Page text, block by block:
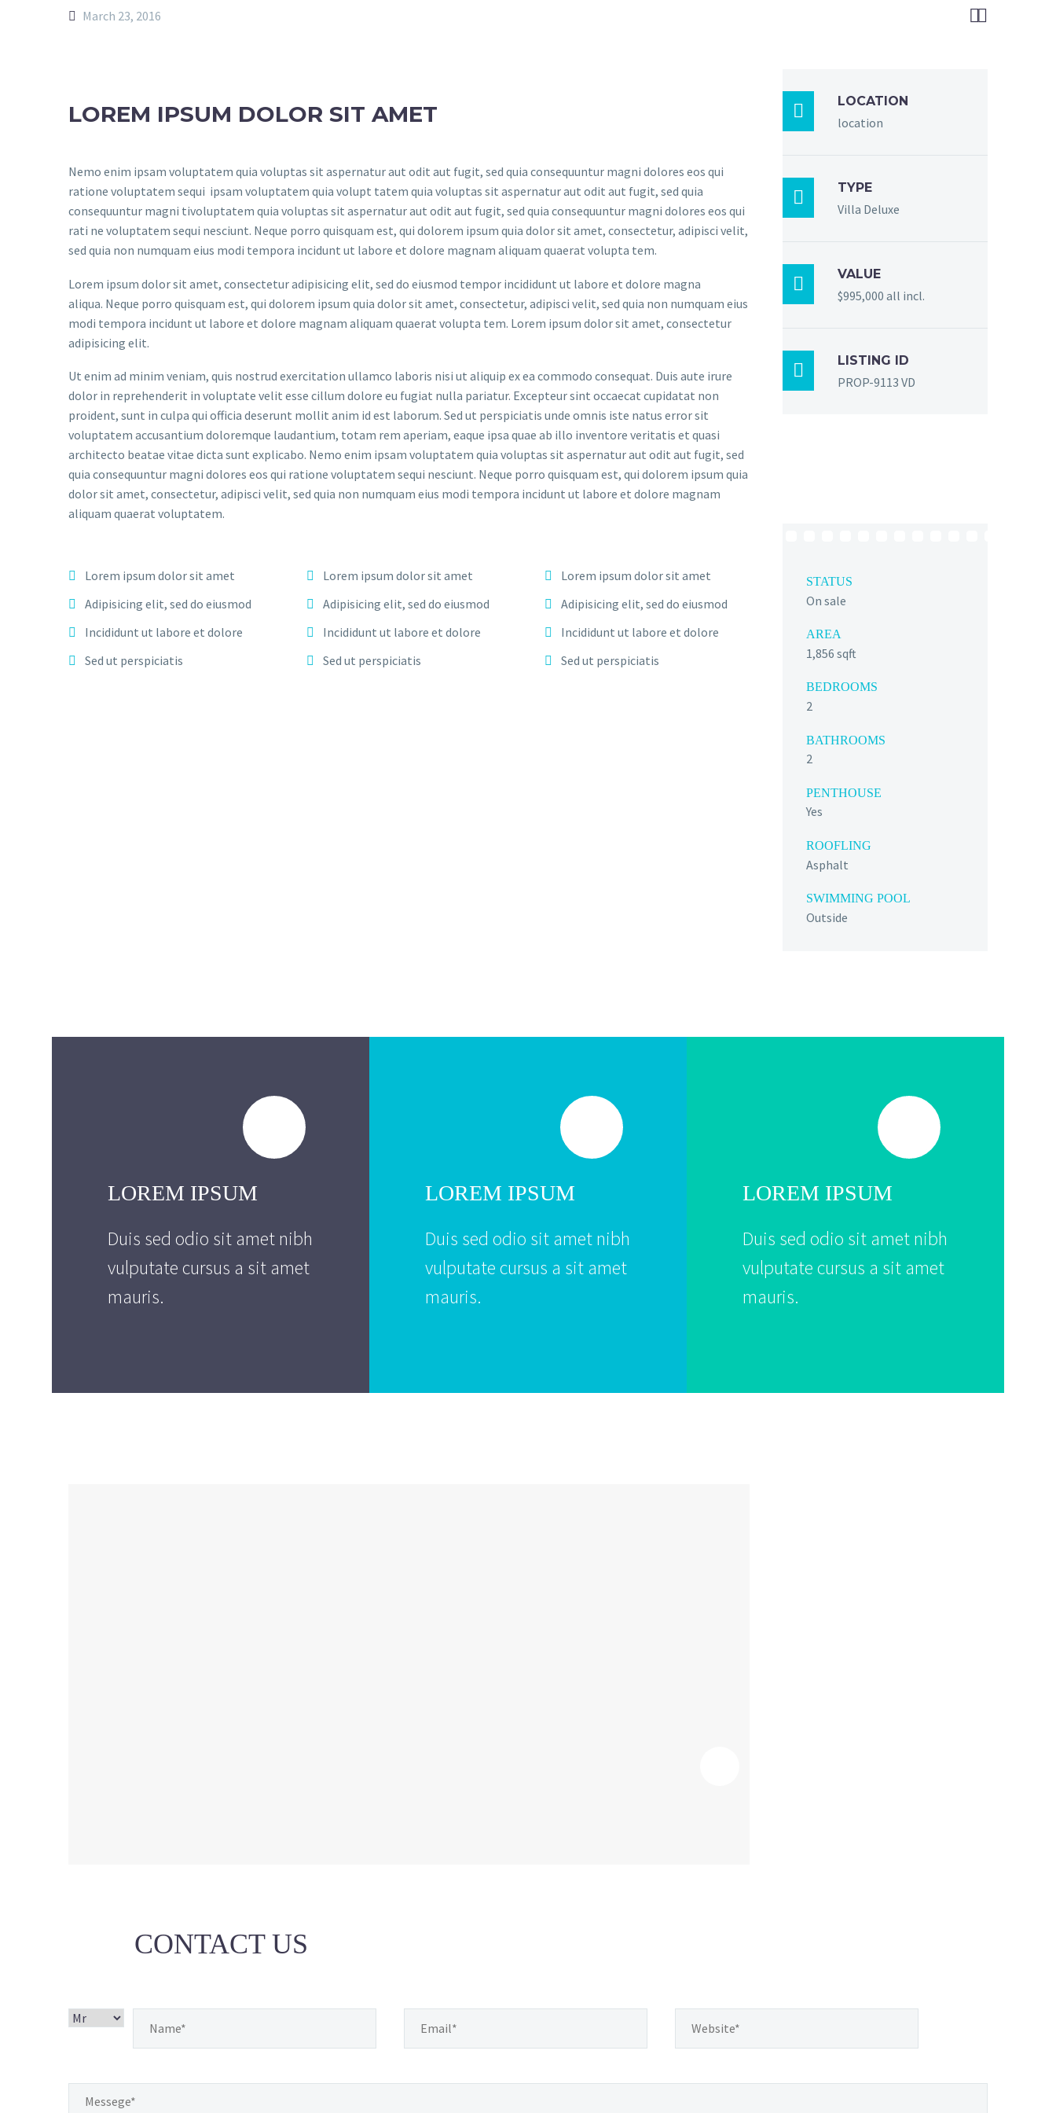

March 23, 2016
LOREM IPSUM DOLOR SIT AMET
Nemo enim ipsam voluptatem quia voluptas sit aspernatur aut odit aut fugit, sed quia consequuntur magni dolores eos qui
ratione voluptatem sequi ipsam voluptatem quia volupt tatem quia voluptas sit aspernatur aut odit aut fugit, sed quia
consequuntur magni tivoluptatem quia voluptas sit aspernatur aut odit aut fugit, sed quia consequuntur magni dolores eos qui
rati ne voluptatem sequi nesciunt. Neque porro quisquam est, qui dolorem ipsum quia dolor sit amet, consectetur, adipisci velit,
sed quia non numquam eius modi tempora incidunt ut labore et dolore magnam aliquam quaerat volupta tem.
Lorem ipsum dolor sit amet, consectetur adipisicing elit, sed do eiusmod tempor incididunt ut labore et dolore magna
aliqua. Neque porro quisquam est, qui dolorem ipsum quia dolor sit amet, consectetur, adipisci velit, sed quia non numquam eius
modi tempora incidunt ut labore et dolore magnam aliquam quaerat volupta tem. Lorem ipsum dolor sit amet, consectetur
adipisicing elit.
Ut enim ad minim veniam, quis nostrud exercitation ullamco laboris nisi ut aliquip ex ea commodo consequat. Duis aute irure
dolor in reprehenderit in voluptate velit esse cillum dolore eu fugiat nulla pariatur. Excepteur sint occaecat cupidatat non
proident, sunt in culpa qui officia deserunt mollit anim id est laborum. Sed ut perspiciatis unde omnis iste natus error sit
voluptatem accusantium doloremque laudantium, totam rem aperiam, eaque ipsa quae ab illo inventore veritatis et quasi
architecto beatae vitae dicta sunt explicabo. Nemo enim ipsam voluptatem quia voluptas sit aspernatur aut odit aut fugit, sed
quia consequuntur magni dolores eos qui ratione voluptatem sequi nesciunt. Neque porro quisquam est, qui dolorem ipsum quia
dolor sit amet, consectetur, adipisci velit, sed quia non numquam eius modi tempora incidunt ut labore et dolore magnam
aliquam quaerat voluptatem.
Lorem ipsum dolor sit amet
Adipisicing elit, sed do eiusmod
Incididunt ut labore et dolore
Sed ut perspiciatis
Lorem ipsum dolor sit amet
Adipisicing elit, sed do eiusmod
Incididunt ut labore et dolore
Sed ut perspiciatis
Lorem ipsum dolor sit amet
Adipisicing elit, sed do eiusmod
Incididunt ut labore et dolore
Sed ut perspiciatis
 LOCATION
location
 TYPE
Villa Deluxe
 VALUE
$995,000 all incl.
 LISTING ID
PROP-9113 VD
STATUS
On sale
AREA
1,856 sqft
BEDROOMS
2
BATHROOMS
2
PENTHOUSE
Yes
ROOFLING
Asphalt
SWIMMING POOL
Outside
LOREM IPSUM
Duis sed odio sit amet nibh
vulputate cursus a sit amet
mauris.
LOREM IPSUM
Duis sed odio sit amet nibh
vulputate cursus a sit amet
mauris.
LOREM IPSUM
Duis sed odio sit amet nibh
vulputate cursus a sit amet
mauris.
CONTACT US